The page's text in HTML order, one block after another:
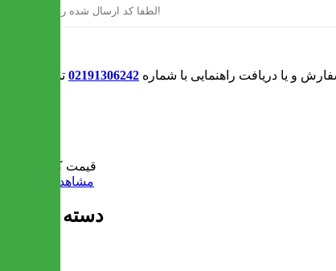
و یا دریافت راهنمایی با شماره 02191306242 تماس بگیرید
قیمت کل:
مشاهده سبد خرید
دسته بندی ها